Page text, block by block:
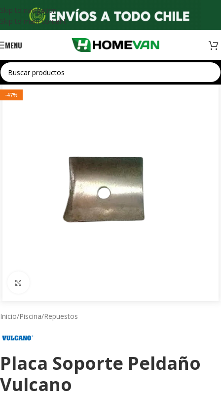
Skip to navigation
Skip to main content
MENU
-47%
Inicio/Piscina/Repuestos
Placa Soporte Peldaño
Vulcano